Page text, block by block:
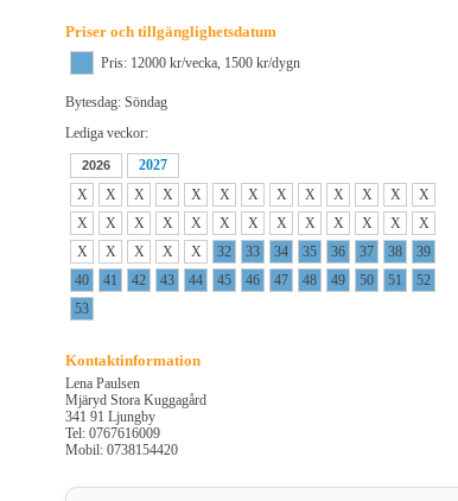
Priser och tillgänglighetsdatum
Pris: 12000 kr/vecka, 1500 kr/dygn
Bytesdag: Söndag
Lediga veckor:
2026
2027
X
X X X X X X X X X X X
X
X
X X X X X X X X X X X
X
X
X X X X 32 33 34 35 36 37 38
39
40
41 42 43 44 45 46 47 48 49 50 51
52
53
Kontaktinformation
Lena Paulsen
Mjäryd Stora Kuggagård
341 91 Ljungby
Tel: 0767616009
Mobil: 0738154420